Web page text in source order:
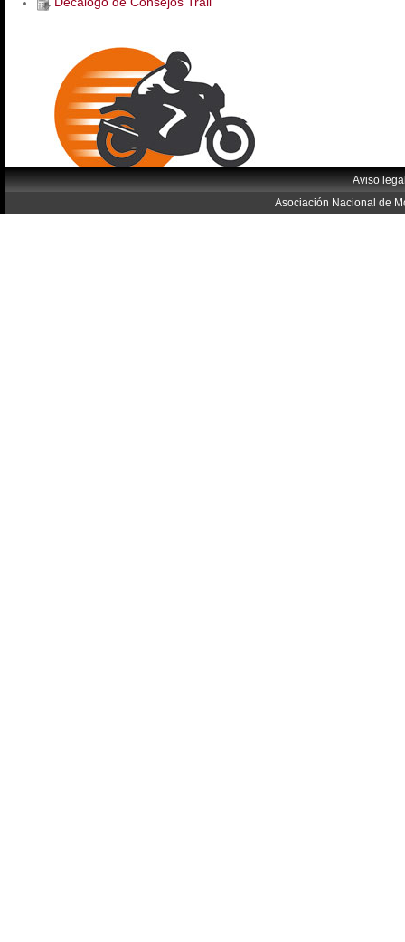
Aviso
Asociación Nacional de